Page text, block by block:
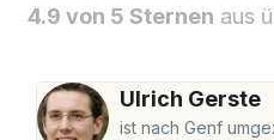
4.9 von 5 Sternen aus
Ulrich Gerste
ist nach Genf